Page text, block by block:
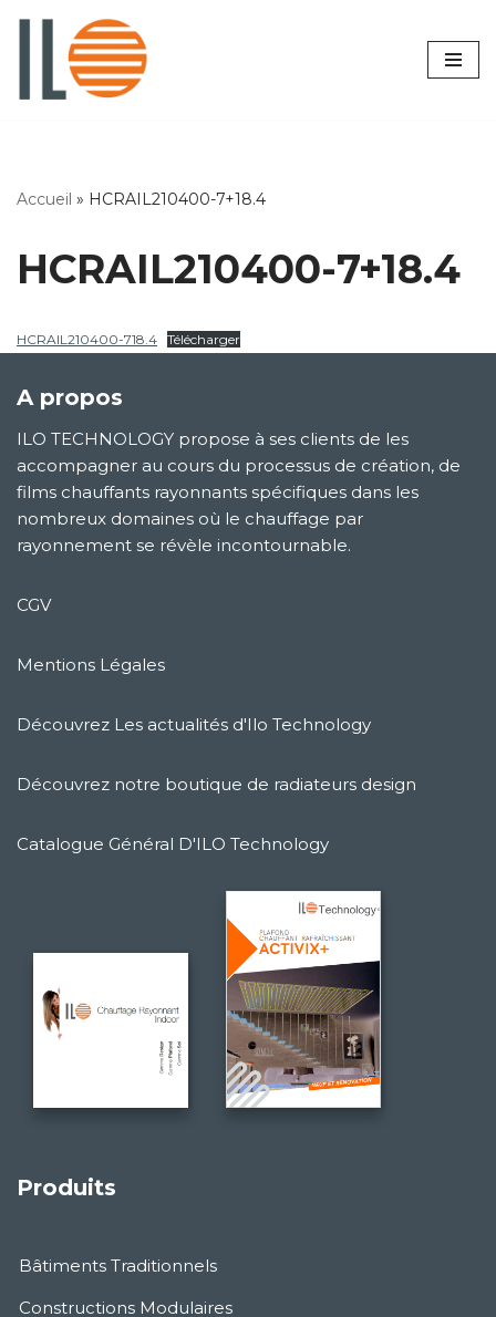
Accueil » HCRAIL210400-7+18.4
HCRAIL210400-7+18.4
HCRAIL210400-718.4 Télécharger
A propos
ILO TECHNOLOGY propose à ses clients de les
accompagner au cours du processus de création, de
films chauffants rayonnants spécifiques dans les
nombreux domaines où le chauffage par
rayonnement se révèle incontournable.
CGV
Mentions Légales
Découvrez Les actualités d'Ilo Technology
Découvrez notre boutique de radiateurs design
Catalogue Général D'ILO Technology
Produits
Bâtiments Traditionnels
Constructions Modulaires